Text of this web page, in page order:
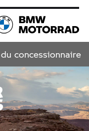
concessionnaire